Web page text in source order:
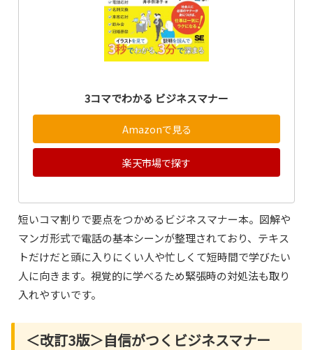
3コマでわかる ビジネスマナー
Amazonで見る
楽天市場で探す
短いコマ割りで要点をつかめるビジネスマナー本。図解や
マンガ形式で電話の基本シーンが整理されており、テキス
トだけだと頭に入りにくい人や忙しくて短時間で学びたい
人に向きます。視覚的に学べるため緊張時の対処法も取り
入れやすいです。
＜改訂3版＞自信がつくビジネスマナー